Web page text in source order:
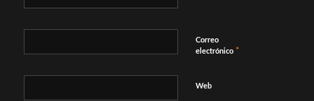
Correo
electrónico *
Web